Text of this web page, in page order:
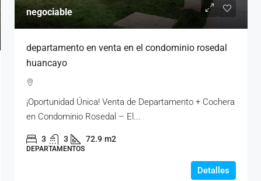
negociable
departamento en venta en el condominio rosedal
huancayo
¡Oportunidad Única! Venta de Departamento + Cochera
en Condominio Rosedal – El...
3 3 72.9 m2
DEPARTAMENTOS
Detalles